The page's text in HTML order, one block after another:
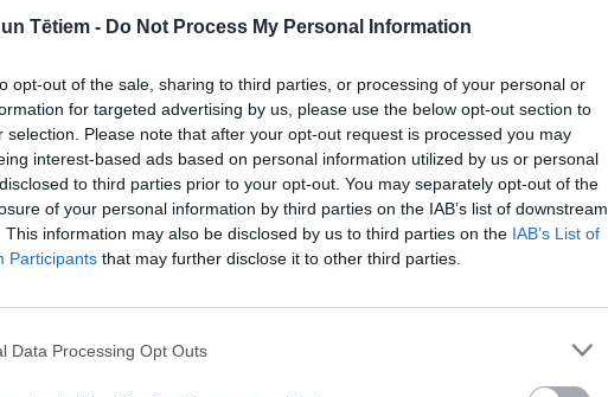
Tētiem - Do Not Process My Personal Information
opt-out of the sale, sharing to third parties, or processing of your personal or
for targeted advertising by us, please use the below opt-out section to
selection. Please note that after your opt-out request is processed you may
interest-based ads based on personal information utilized by us or personal
to third parties prior to your opt-out. You may separately opt-out of the
of your personal information by third parties on the IAB’s list of downstream
This information may also be disclosed by us to third parties on the IAB’s List of
Participants that may further disclose it to other third parties.
Data Processing Opt Outs
palikt
ar
ar Gētes institūtu, viņš dzīvo Berlīnē, regulāri
studentus vai strādā pie nākamās grāmatas.
tulkojusi Ieva Lešinska-Geibere un latviski
ir veltīts notikumiem Austrumberlīnē 1989. gadā,
aizrautību un puicisku humoru Mavils komiksā
par bērnību, kas aizrit starp pionieru